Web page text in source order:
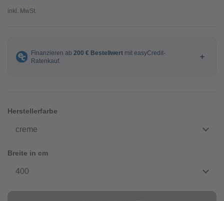
inkl. MwSt.
Herstellerfarbe
creme
Breite in cm
400